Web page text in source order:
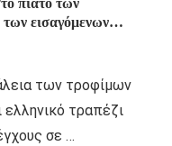
πιάτο των
εισαγόμενων
των τροφίμων
τραπέζι
σε …